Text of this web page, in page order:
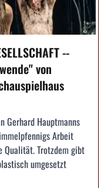
--
von
Gerhard Hauptmanns
Arbeit
Trotzdem gibt
umgesetzt